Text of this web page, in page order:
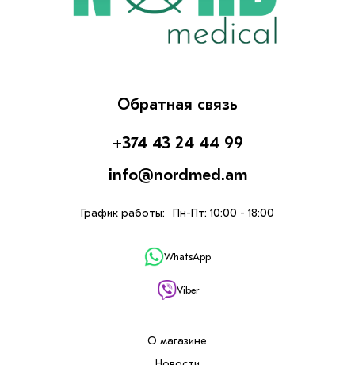
Обратная связь
+374 43 24 44 99
info@nordmed.am
График работы: Пн-Пт: 10:00 - 18:00
WhatsApp
Viber
О магазине